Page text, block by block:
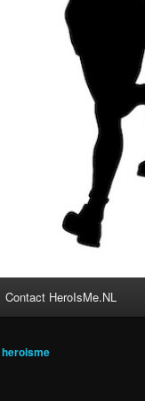
Contact HeroIsMe.NL
heroisme